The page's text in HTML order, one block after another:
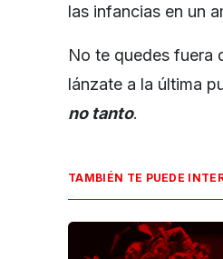
las infancias en un
No te quedes fuera
lánzate a la última
no tanto.
TAMBIÉN TE PUEDE